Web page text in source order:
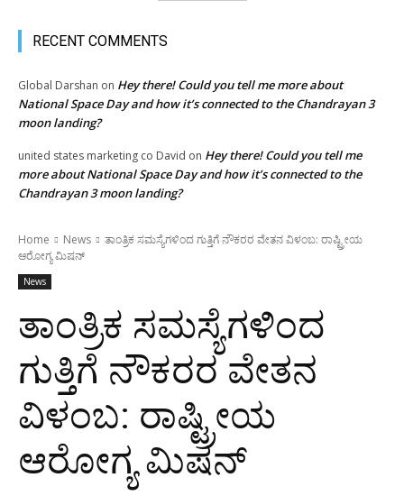
RECENT COMMENTS
Global Darshan on Hey there! Could you tell me more about
National Space Day and how it’s connected to the Chandrayan 3
moon landing?
united states marketing co David on Hey there! Could you tell me
more about National Space Day and how it’s connected to the
Chandrayan 3 moon landing?